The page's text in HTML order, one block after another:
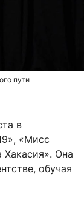
пути
в
«Мисс
Хакасия». Она
обучая